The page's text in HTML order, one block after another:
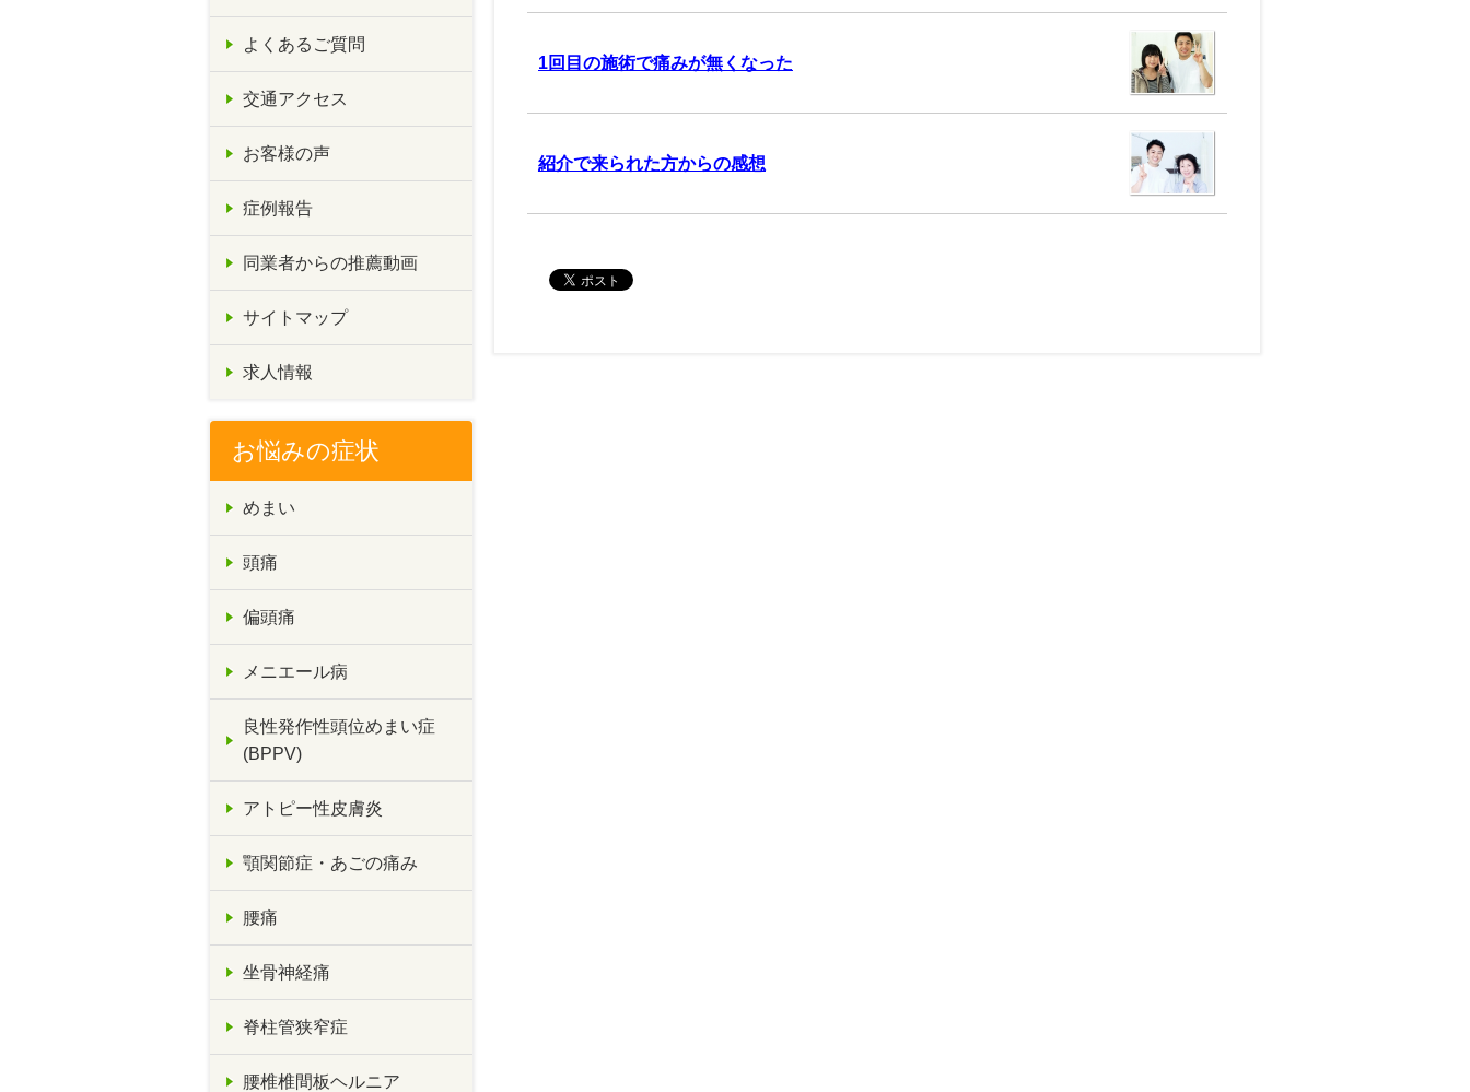
1回目の施術で痛みが無くなった
紹介で来られた方からの感想
よくあるご質問
交通アクセス
お客様の声
症例報告
同業者からの推薦動画
サイトマップ
求人情報
お悩みの症状
めまい
頭痛
偏頭痛
メニエール病
良性発作性頭位めまい症
(BPPV)
アトピー性皮膚炎
顎関節症・あごの痛み
腰痛
坐骨神経痛
脊柱管狭窄症
腰椎椎間板ヘルニア